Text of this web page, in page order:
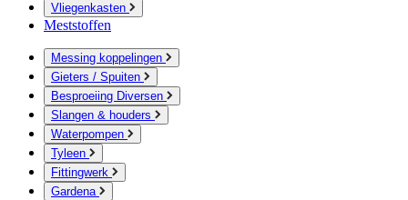
Vliegenkasten
Meststoffen
Messing koppelingen
Gieters / Spuiten
Besproeiing Diversen
Slangen & houders
Waterpompen
Tyleen
Fittingwerk
Gardena